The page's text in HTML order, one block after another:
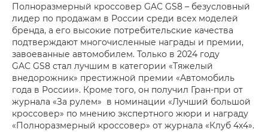
Полноразмерный кроссовер GAC GS8 – безусловный
лидер по продажам в России среди всех моделей
бренда, а его высокие потребительские качества
подтверждают многочисленные награды и премии,
завоеванные автомобилем. Только в 2024 году
GAC GS8 стал лучшим в категории «Тяжелый
внедорожник» престижной премии «Автомобиль
года в России». Кроме того, он получил Гран-при от
журнала «За рулем» в номинации «Лучший большой
кроссовер» по мнению экспертного жюри и награду
«Полноразмерный кроссовер» от журнала «Клуб 4х4».